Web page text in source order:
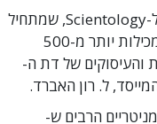
המבקרים מקבלים מבוא ל-Dianetics ול-Scientology, שמתחיל
במרכז המידע לציבור. התצוגות שלו, שמכילות יותר מ-500
והעיסוקים של דת ה-
הרבים ש-